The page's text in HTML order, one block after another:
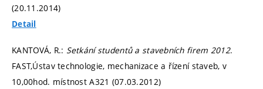
(20.11.2014)
Detail
KANTOVÁ, R.: Setkání studentů a stavebních firem 2012.
FAST,Ústav technologie, mechanizace a řízení staveb, v
10,00hod. místnost A321 (07.03.2012)